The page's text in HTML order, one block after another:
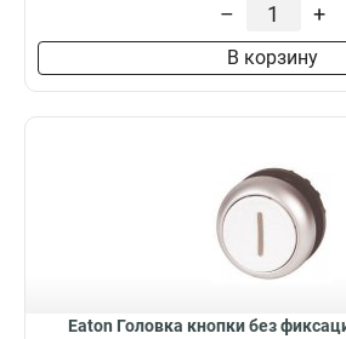
– +
В корзину
Eaton Головка кнопки без